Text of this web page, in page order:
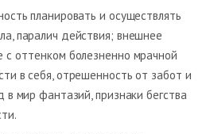
планировать и осуществлять
паралич действия; внешнее
с оттенком болезненно мрачной
в себя, отрешенность от забот и
в мир фантазий, признаки бегства